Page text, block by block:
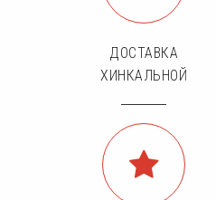
ДОСТАВКА
ХИНКАЛЬНОЙ